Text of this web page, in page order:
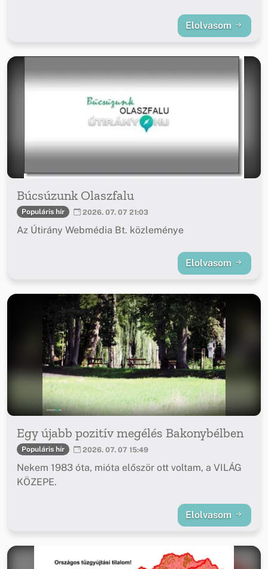
Elolvasom
Búcsúzunk Olaszfalu
Populáris hír 2026. 07. 07 21:03
Az Útirány Webmédia Bt. közleménye
Elolvasom
Egy újabb pozitív megélés Bakonybélben
Populáris hír 2026. 07. 07 15:49
Nekem 1983 óta, mióta először ott voltam, a VILÁG
KÖZEPE.
Elolvasom